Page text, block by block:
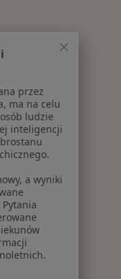
Żorów
przez
ma na celu
ludzie
inteligencji
a wyniki